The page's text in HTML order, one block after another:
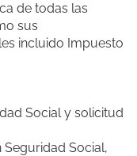
de todas las
sus
incluido Impuesto
Social y solicitud
Social,